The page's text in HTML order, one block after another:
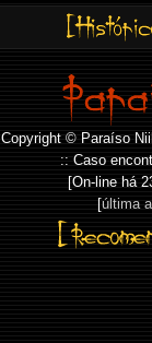
Copyright © Paraíso
:: Caso
[On-line há
[última